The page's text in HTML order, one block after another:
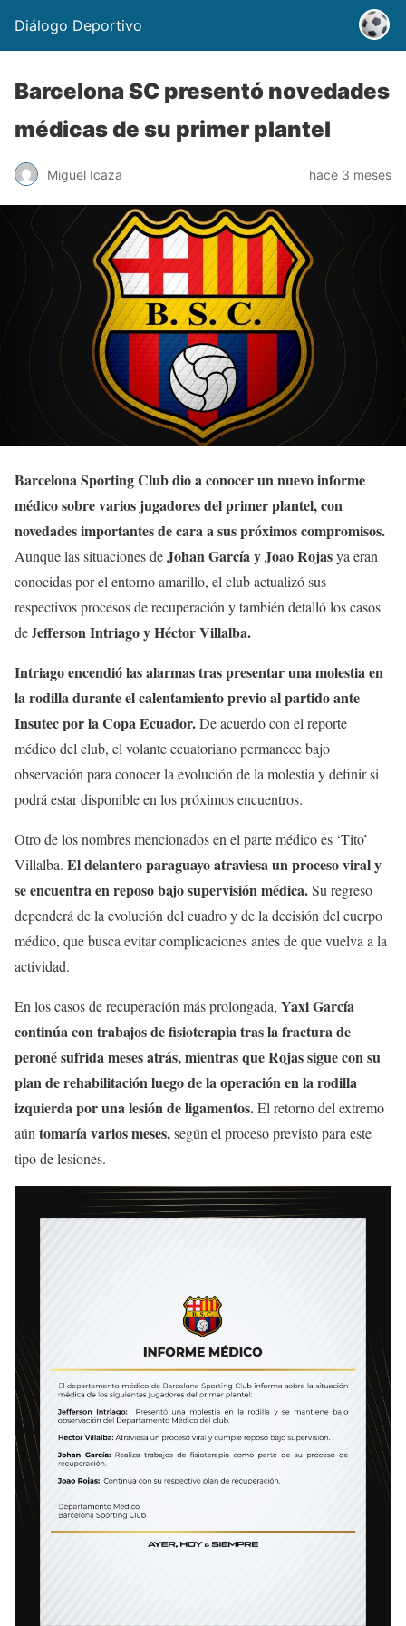
Diálogo Deportivo
Barcelona SC presentó novedades
médicas de su primer plantel
Miguel Icaza hace 3 meses
Barcelona Sporting Club dio a conocer un nuevo informe
médico sobre varios jugadores del primer plantel, con
novedades importantes de cara a sus próximos compromisos.
Aunque las situaciones deJohan García y Joao Rojasya eran
conocidas por el entorno amarillo, el club actualizó sus
respectivos procesos de recuperación y también detalló los casos
de Jefferson Intriago y Héctor Villalba.
Intriago encendió las alarmas tras presentar una molestia en
la rodilla durante el calentamiento previo al partido ante
Insutec por la Copa Ecuador.De acuerdo con el reporte
médico del club, el volante ecuatoriano permanece bajo
observación para conocer la evolución de la molestia y definir si
podrá estar disponible en los próximos encuentros.
Otro de los nombres mencionados en el parte médico es ‘Tito’
Villalba. El delantero paraguayo atraviesa un proceso viral y
se encuentra en reposo bajo supervisión médica.Su regreso
dependerá de la evolución del cuadro y de la decisión del cuerpo
médico, que busca evitar complicaciones antes de que vuelva a la
actividad.
En los casos de recuperación más prolongada, Yaxi García
continúa con trabajos de fisioterapia tras la fractura de
peroné sufrida meses atrás, mientras que Rojas sigue con su
plan de rehabilitación luego de la operación en la rodilla
izquierda por una lesión de ligamentos.El retorno del extremo
aún tomaría varios meses,según el proceso previsto para este
tipo de lesiones.